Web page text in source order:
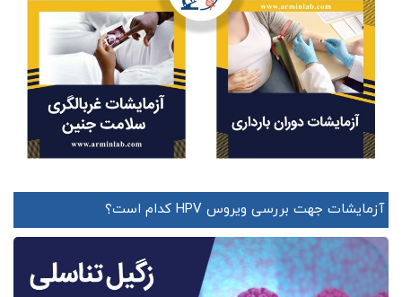
آزمایشات جهت بررسی ویروس HPV کدام است؟